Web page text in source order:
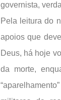
governista,
Pela leitura do
apoios que
Deus, há hoje
da morte,